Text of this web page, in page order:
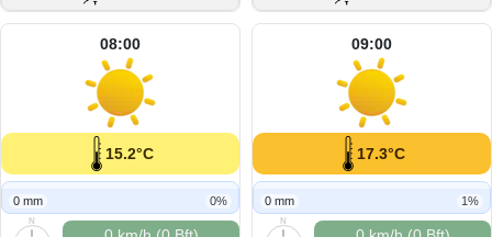
08:00
15.2°C
0 mm 0%
N
09:00
17.3°C
0 mm 1%
N